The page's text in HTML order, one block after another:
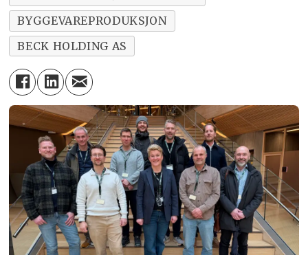
BYGGEVAREPRODUKSJON
BECK HOLDING AS